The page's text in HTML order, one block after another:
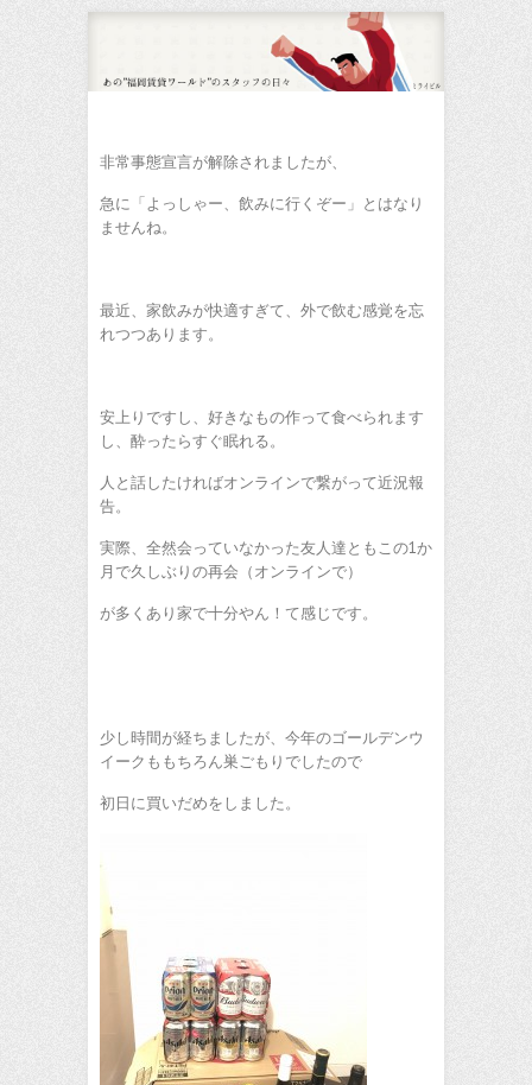
非常事態宣言が解除されましたが、
急に「よっしゃー、飲みに行くぞー」とはなり
ませんね。
最近、家飲みが快適すぎて、外で飲む感覚を忘
れつつあります。
安上りですし、好きなもの作って食べられます
し、酔ったらすぐ眠れる。
人と話したければオンラインで繋がって近況報
告。
実際、全然会っていなかった友人達ともこの1か
月で久しぶりの再会（オンラインで）
が多くあり家で十分やん！て感じです。
少し時間が経ちましたが、今年のゴールデンウ
イークももちろん巣ごもりでしたので
初日に買いだめをしました。